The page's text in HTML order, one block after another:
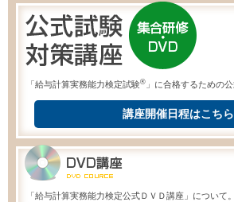
「給与計算実務能力検定試験® 」に合格するための
講座開催日程はこちら
「給与計算実務能力検定公式ＤＶＤ講座」について。